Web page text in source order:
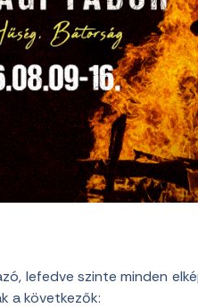
lefedve szinte minden
a következők: